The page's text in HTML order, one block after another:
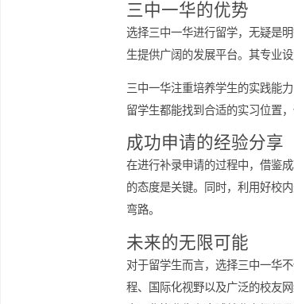
相关通知，了解具体的申请
合理准备个人材料，突出
选择三中一华进行留学，
生提供广阔的发展平台。其
三中一华注重培养学生的
留学生都能找到合适的实习
成功申请的经验分
在进行补录申请的过程中，
的态度是关键。同时，利
弯路。